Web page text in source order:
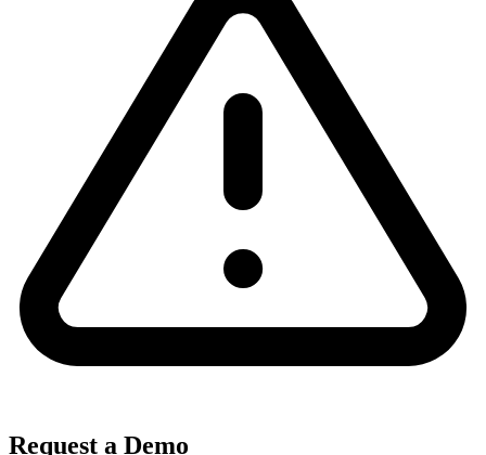
Request a Demo